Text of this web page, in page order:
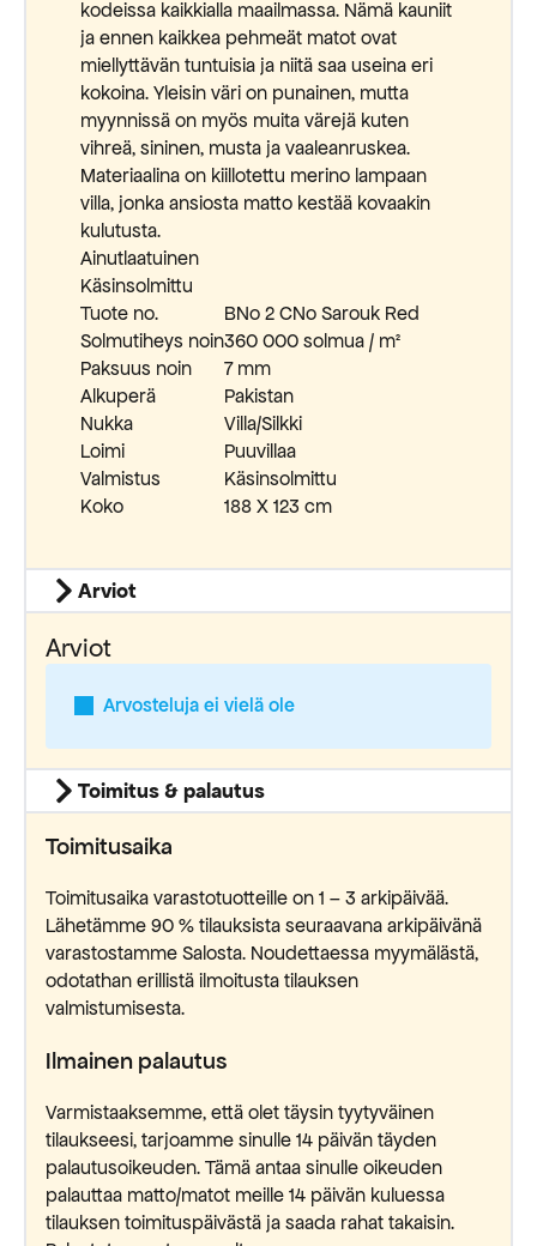
kodeissa kaikkialla maailmassa. Nämä kauniit
ja ennen kaikkea pehmeät matot ovat
miellyttävän tuntuisia ja niitä saa useina eri
kokoina. Yleisin väri on punainen, mutta
myynnissä on myös muita värejä kuten
vihreä, sininen, musta ja vaaleanruskea.
Materiaalina on kiillotettu merino lampaan
villa, jonka ansiosta matto kestää kovaakin
kulutusta.
Ainutlaatuinen
Käsinsolmittu
Tuote no.
BNo 2 CNo Sarouk Red
Solmutiheys noin360 000 solmua / m²
Paksuus noin
7 mm
Alkuperä
Pakistan
Nukka
Villa/Silkki
Loimi
Puuvillaa
Valmistus
Käsinsolmittu
Koko
188 X 123 cm
Arviot
Arviot
Arvosteluja ei vielä ole
Toimitus & palautus
Toimitusaika
Toimitusaika varastotuotteille on 1 – 3 arkipäivää.
Lähetämme 90 % tilauksista seuraavana arkipäivänä
varastostamme Salosta. Noudettaessa myymälästä,
odotathan erillistä ilmoitusta tilauksen
valmistumisesta.
Ilmainen palautus
Varmistaaksemme, että olet täysin tyytyväinen
tilaukseesi, tarjoamme sinulle 14 päivän täyden
palautusoikeuden. Tämä antaa sinulle oikeuden
palauttaa matto/matot meille 14 päivän kuluessa
tilauksen toimituspäivästä ja saada rahat takaisin.